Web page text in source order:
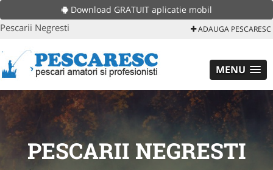
Download GRATUIT aplicatie mobil
Pescarii Negresti ADAUGA PESCARESC
MENU
PESCARII NEGRESTI